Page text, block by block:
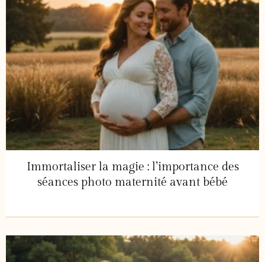
Immortaliser la magie : l’importance des
séances photo maternité avant bébé